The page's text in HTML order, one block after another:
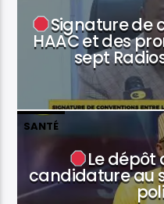
Signature de
HAAC et des
sept
SANTÉ
Le dépôt
candidature au